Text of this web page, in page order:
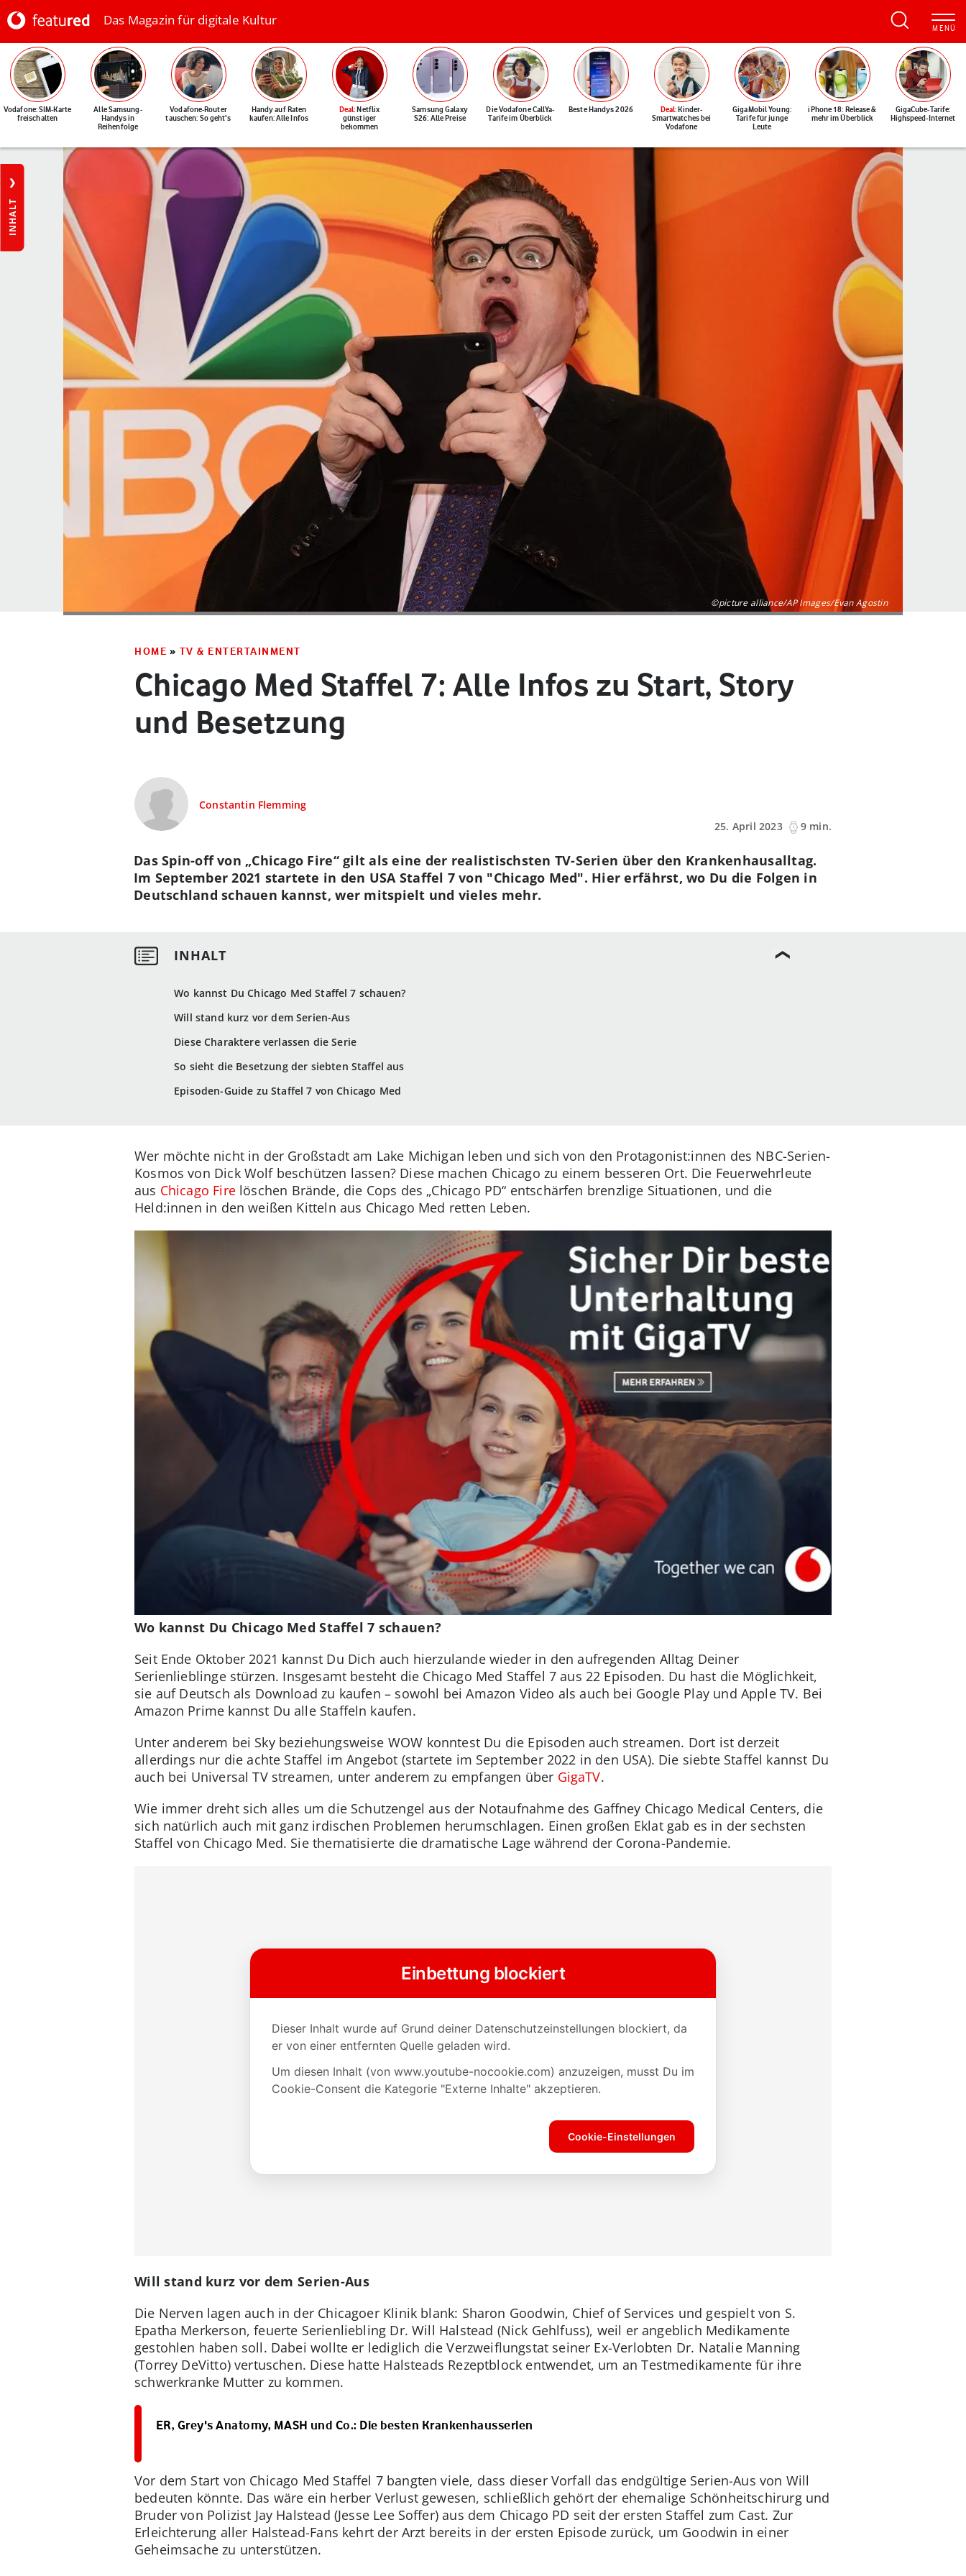
Das Magazin für digitale Kultur
Vodafone: SIM-Karte
freischalten
Alle Samsung-
Handys in
Reihenfolge
Vodafone-Router
tauschen: So geht's
Handy auf Raten
kaufen: Alle Infos
Deal: Netflix
günstiger
bekommen
Samsung Galaxy
S26: Alle Preise
Die Vodafone CallYa-
Tarife im Überblick
Beste Handys 2026 Deal: Kinder-
Smartwatches bei
Vodafone
GigaMobil Young:
Tarife für junge
Leute
iPhone 18: Release &
mehr im Überblick
GigaCube-Tarife:
Highspeed-Internet
INHALT
©picture alliance/AP Images/Evan Agostin
HOME » TV & ENTERTAINMENT
Chicago Med Staffel 7: Alle Infos zu Start, Story
und Besetzung
Constantin Flemming
25. April 2023
9 min.
Wo kannst Du Chicago Med Staffel 7 schauen?
Will stand kurz vor dem Serien-Aus
Diese Charaktere verlassen die Serie
So sieht die Besetzung der siebten Staffel aus
Episoden-Guide zu Staffel 7 von Chicago Med
Das Spin-off von „Chicago Fire“ gilt als eine der realistischsten TV-Serien über den Krankenhausalltag.
Im September 2021 startete in den USA Staffel 7 von "Chicago Med". Hier erfährst, wo Du die Folgen in
Deutschland schauen kannst, wer mitspielt und vieles mehr.
Wer möchte nicht in der Großstadt am Lake Michigan leben und sich von den Protagonist:innen des NBC-Serien-
Kosmos von Dick Wolf beschützen lassen? Diese machen Chicago zu einem besseren Ort. Die Feuerwehrleute
aus Chicago Firelöschen Brände, die Cops des „Chicago PD“ entschärfen brenzlige Situationen, und die
Held:innen in den weißen Kitteln aus Chicago Med retten Leben.
Wo kannst Du Chicago Med Staffel 7 schauen?
Seit Ende Oktober 2021 kannst Du Dich auch hierzulande wieder in den aufregenden Alltag Deiner
Serienlieblinge stürzen. Insgesamt besteht die Chicago Med Staffel 7 aus 22 Episoden. Du hast die Möglichkeit,
sie auf Deutsch als Download zu kaufen – sowohl bei Amazon Video als auch bei Google Play und Apple TV. Bei
Amazon Prime kannst Du alle Staffeln kaufen.
Unter anderem bei Sky beziehungsweise WOW konntest Du die Episoden auch streamen. Dort ist derzeit
allerdings nur die achte Staffel im Angebot (startete im September 2022 in den USA). Die siebte Staffel kannst Du
auch bei Universal TV streamen, unter anderem zu empfangen über GigaTV.
Wie immer dreht sich alles um die Schutzengel aus der Notaufnahme des Gaffney Chicago Medical Centers, die
sich natürlich auch mit ganz irdischen Problemen herumschlagen. Einen großen Eklat gab es in der sechsten
Staffel von Chicago Med. Sie thematisierte die dramatische Lage während der Corona-Pandemie.
Will stand kurz vor dem Serien-Aus
Die Nerven lagen auch in der Chicagoer Klinik blank: Sharon Goodwin, Chief of Services und gespielt von S.
Epatha Merkerson, feuerte Serienliebling Dr. Will Halstead (Nick Gehlfuss), weil er angeblich Medikamente
gestohlen haben soll. Dabei wollte er lediglich die Verzweiflungstat seiner Ex-Verlobten Dr. Natalie Manning
(Torrey DeVitto) vertuschen. Diese hatte Halsteads Rezeptblock entwendet, um an Testmedikamente für ihre
schwerkranke Mutter zu kommen.
ER, Grey's Anatomy, MASH und Co.: Die besten Krankenhausserien
Vor dem Start von Chicago Med Staffel 7 bangten viele, dass dieser Vorfall das endgültige Serien-Aus von Will
bedeuten könnte. Das wäre ein herber Verlust gewesen, schließlich gehört der ehemalige Schönheitschirurg und
Bruder von Polizist Jay Halstead (Jesse Lee Soffer) aus dem Chicago PD seit der ersten Staffel zum Cast. Zur
Erleichterung aller Halstead-Fans kehrt der Arzt bereits in der ersten Episode zurück, um Goodwin in einer
Geheimsache zu unterstützen.